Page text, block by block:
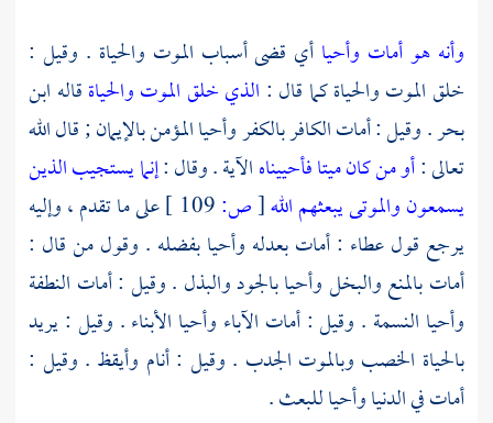
وأنه هو أمات وأحيا أي قضى أسباب الموت والحياة . وقيل :
خلق الموت والحياة كما قال : الذي خلق الموت والحياةقاله ابن
بحر. وقيل : أمات الكافر بالكفر وأحيا المؤمن بالإيمان ; قال الله
تعالى :أو من كان ميتا فأحييناهالآية . وقال :إنما يستجيب الذين
يسمعون والموتى يبعثهم الله[ص:
على ما تقدم ، وإليه
يرجع قولعطاء : أمات بعدله وأحيا بفضله . وقول من قال :
أمات بالمنع والبخل وأحيا بالجود والبذل . وقيل : أمات النطفة
وأحيا النسمة . وقيل : أمات الآباء وأحيا الأبناء . وقيل : يريد
بالحياة الخصب وبالموت الجدب . وقيل : أنام وأيقظ . وقيل :
أمات في الدنيا وأحيا للبعث .